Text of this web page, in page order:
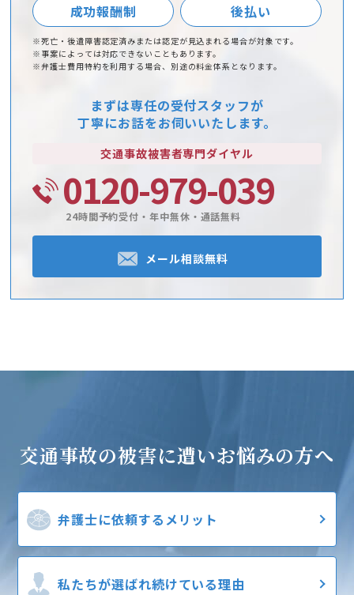
成功報酬制
後払い
※死亡・後遺障害認定済みまたは認定が見込まれる場合が対象です。
※事案によっては対応できないこともあります。
※弁護士費用特約を利用する場合、別途の料金体系となります。
まずは専任の受付スタッフが
丁寧にお話をお伺いいたします。
交通事故被害者専門ダイヤル
0120-979-039
24時間予約受付・年中無休・通話無料
メール相談無料
交通事故の被害に遭いお悩みの方へ
弁護士に依頼するメリット
私たちが選ばれ続けている理由